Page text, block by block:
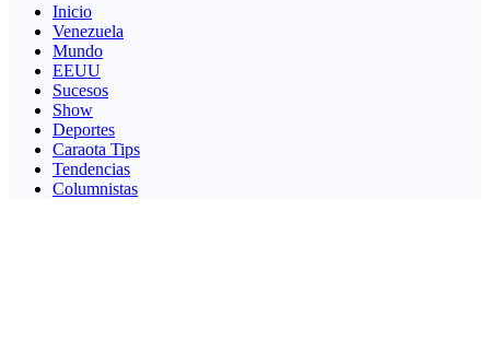
Inicio
Venezuela
Mundo
EEUU
Sucesos
Show
Deportes
Caraota Tips
Tendencias
Columnistas